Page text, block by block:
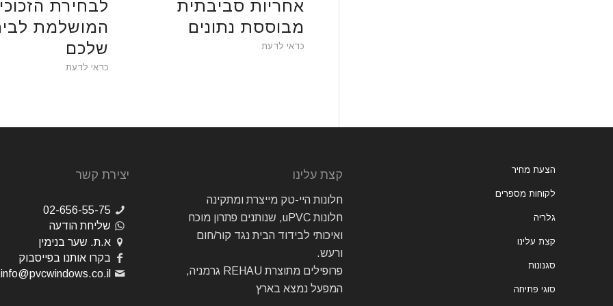
אחריות סביבתית
מבוססת נתונים
כדאי לדעת
לבחירת
המושלמת
שלכם
כדאי לדעת
הצעת מחיר
לקוחות מספרים
גלריה
קצת עלינו
סגנונות
סוגי פתיחה
קצת עלינו
חלונות היי-טק מייצרת ומתקינה
חלונות uPVC, שנותנים פתרון מוכח
ואיכותי לבידוד הבית נגד קור/חום
ורעש.
פרופילים מתוצרת REHAU גרמניה,
המפעל נמצא בארץ
יצירת קשר
02-656-55-75
שליחת הודעה
א.ת. שער בנימין
בקרו אותנו בפייסבוק
info@pvcwindows.co.il